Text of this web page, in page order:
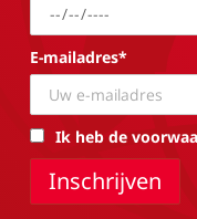
E-mailadres*
Ik heb de